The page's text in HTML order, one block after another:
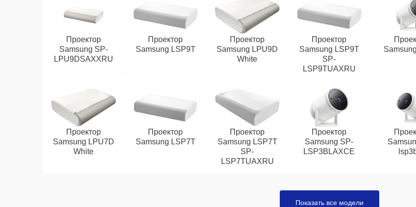
Проектор
Samsung SP-
LPU9DSAXXRU
Проектор
Samsung LSP9T
Проектор
Samsung LPU9D
White
Проектор
Samsung LSP9T
SP-
LSP9TUAXRU
Проектор
Samsung LPU7D
White
Проектор
Samsung LSP7T
Проектор
Samsung LSP7T
SP-
LSP7TUAXRU
Проектор
Samsung SP-
LSP3BLAXCE
Показать все модели